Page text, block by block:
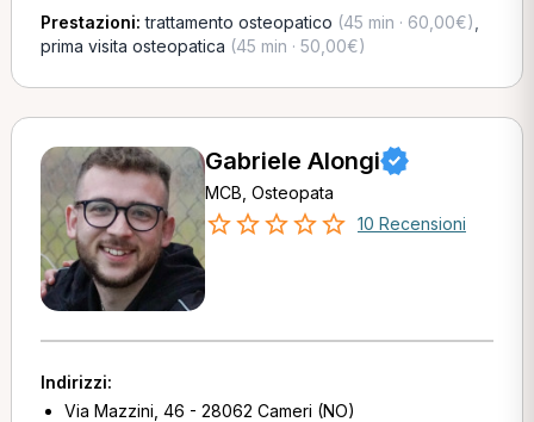
Prestazioni:trattamento osteopatico (45 min · 60,00€)
prima visita osteopatica (45 min · 50,00€)
Gabriele Alongi
MCB, Osteopata
10 Recensioni
Indirizzi:
Via Mazzini, 46 - 28062 Cameri (NO)